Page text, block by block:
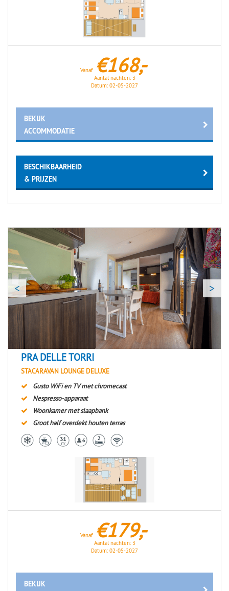
Vanaf €168,-
Aantal nachten: 3
Datum:02-05-2027
BEKIJK
ACCOMMODATIE
BESCHIKBAARHEID
& PRIJZEN
< >
PRA DELLE TORRI
STACARAVAN LOUNGE DELUXE
Gusto WiFi en TV met chromecast
Nespresso-apparaat
Woonkamer met slaapbank
Groot half overdekt houten terras
Vanaf €179,-
Aantal nachten: 3
Datum:02-05-2027
BEKIJK